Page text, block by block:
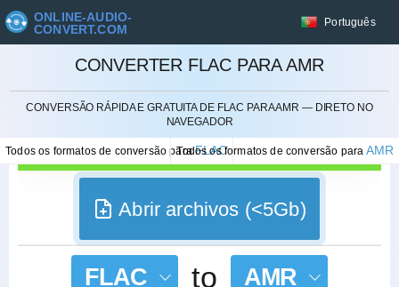
ONLINE-AUDIO-
CONVERT.COM
Português
CONVERTER FLAC PARA AMR
CONVERSÃO RÁPIDA E GRATUITA DE FLAC PARA AMR — DIRETO NO
NAVEGADOR
Todos os formatos de conversão paraFLAC
Todos os formatos de conversão paraAMR
Abrir archivos (<5Gb)
FLAC to AMR